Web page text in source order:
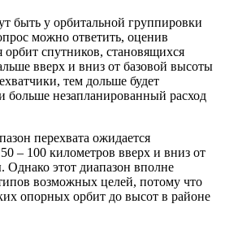
быть у орбитальной группировки
можно ответить, оценив
спутников, становящихся
вверх и вниз от базовой высоты
тем дольше будет
больше незапланированный расход
перехвата ожидается
– 100 километров вверх и вниз от
Однако этот диапазон вполне
возможных целей, потому что
опорных орбит до высот в районе